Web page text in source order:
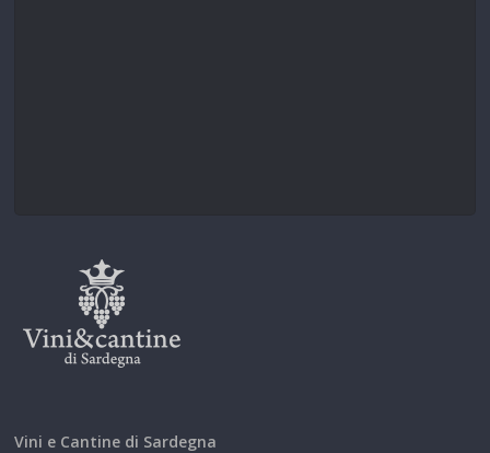
Vini e Cantine di Sardegna